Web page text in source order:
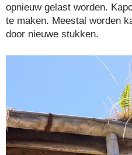
opnieuw gelast worden.
te maken. Meestal worden
door nieuwe stukken.